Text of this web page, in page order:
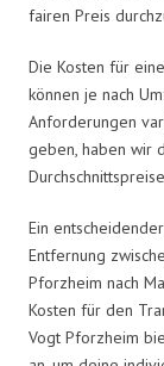
fairen Preis
Die Kosten für
können je nach
Anforderungen
geben, haben wir
Ein
Entfernung
Pforzheim nach
Kosten für den
Vogt Pforzheim